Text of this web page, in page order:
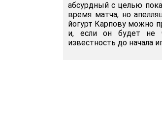
абсурдный с целью
время матча, но
йогурт Карпову можно
и, если он будет не
известность до начала